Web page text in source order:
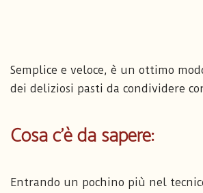
Semplice e veloce, è un ottimo
dei deliziosi pasti da condividere
Cosa c’è da sapere:
Entrando un pochino più nel